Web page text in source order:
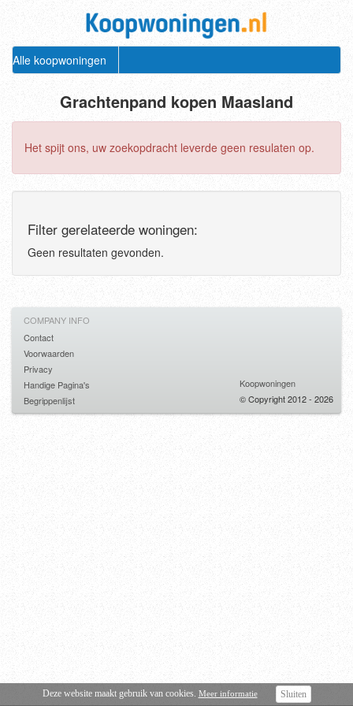
Alle koopwoningen
Grachtenpand kopen Maasland
Het spijt ons, uw zoekopdracht leverde geen resulaten op.
Filter gerelateerde woningen:
Geen resultaten gevonden.
Deze website maakt gebruik van cookies. Meer informatie Sluiten
COMPANY INFO
Contact
Voorwaarden
Privacy
Handige Pagina's
Begrippenlijst
Koopwoningen
© Copyright 2012 - 2026